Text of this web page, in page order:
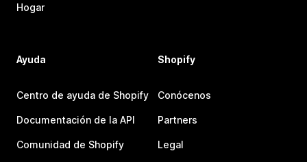
Hogar
Ayuda
Centro de ayuda de Shopify
Documentación de la API
Comunidad de Shopify
Shopify
Conócenos
Partners
Legal